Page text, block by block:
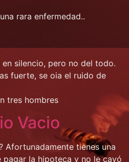
rara enfermedad..
silencio, pero no del todo.
fuerte, se oia el ruido de
tres hombres
Vacio
Afortunadamente tienes una
pagar la hipoteca y no le cayó